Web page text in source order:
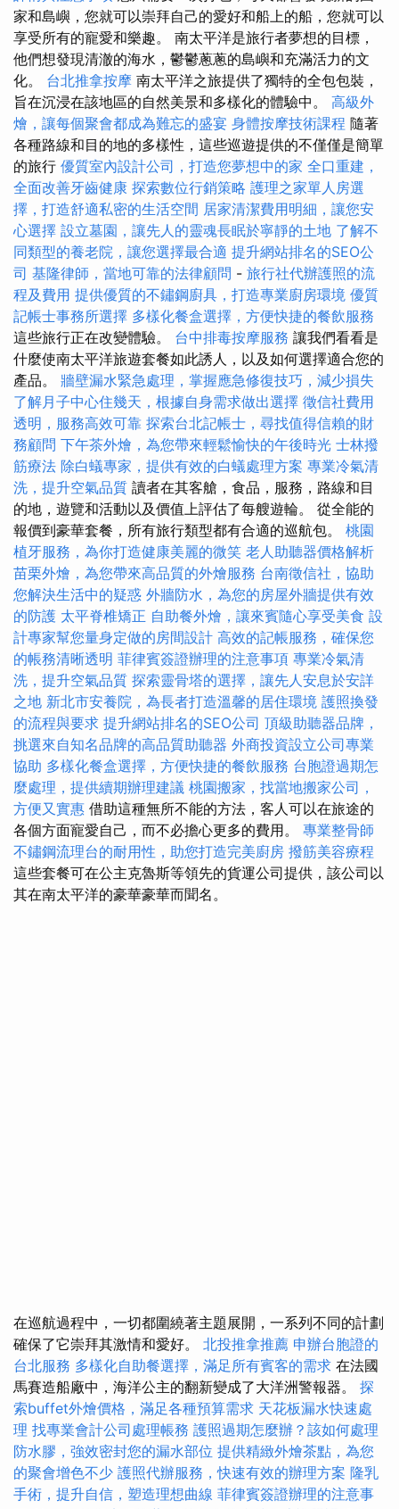
家和島嶼，您就可以崇拜自己的愛好和船上的船，您就可以
享受所有的寵愛和樂趣。 南太平洋是旅行者夢想的目標，
他們想發現清澈的海水，鬱鬱蔥蔥的島嶼和充滿活力的文
化。 台北推拿按摩 南太平洋之旅提供了獨特的全包包裝，
旨在沉浸在該地區的自然美景和多樣化的體驗中。 高級外
燴，讓每個聚會都成為難忘的盛宴 身體按摩技術課程 隨著
各種路線和目的地的多樣性，這些巡遊提供的不僅僅是簡單
的旅行 優質室內設計公司，打造您夢想中的家 全口重建，
全面改善牙齒健康 探索數位行銷策略 護理之家單人房選
擇，打造舒適私密的生活空間 居家清潔費用明細，讓您安
心選擇 設立墓園，讓先人的靈魂長眠於寧靜的土地 了解不
同類型的養老院，讓您選擇最合適 提升網站排名的SEO公
司 基隆律師，當地可靠的法律顧問 - 旅行社代辦護照的流
程及費用 提供優質的不鏽鋼廚具，打造專業廚房環境 優質
記帳士事務所選擇 多樣化餐盒選擇，方便快捷的餐飲服務
這些旅行正在改變體驗。 台中排毒按摩服務 讓我們看看是
什麼使南太平洋旅遊套餐如此誘人，以及如何選擇適合您的
產品。 牆壁漏水緊急處理，掌握應急修復技巧，減少損失
了解月子中心住幾天，根據自身需求做出選擇 徵信社費用
透明，服務高效可靠 探索台北記帳士，尋找值得信賴的財
務顧問 下午茶外燴，為您帶來輕鬆愉快的午後時光 士林撥
筋療法 除白蟻專家，提供有效的白蟻處理方案 專業冷氣清
洗，提升空氣品質 讀者在其客艙，食品，服務，路線和目
的地，遊覽和活動以及價值上評估了每艘遊輪。 從全能的
報價到豪華套餐，所有旅行類型都有合適的巡航包。 桃園
植牙服務，為你打造健康美麗的微笑 老人助聽器價格解析
苗栗外燴，為您帶來高品質的外燴服務 台南徵信社，協助
您解決生活中的疑惑 外牆防水，為您的房屋外牆提供有效
的防護 太平脊椎矯正 自助餐外燴，讓來賓隨心享受美食 設
計專家幫您量身定做的房間設計 高效的記帳服務，確保您
的帳務清晰透明 菲律賓簽證辦理的注意事項 專業冷氣清
洗，提升空氣品質 探索靈骨塔的選擇，讓先人安息於安詳
之地 新北市安養院，為長者打造溫馨的居住環境 護照換發
的流程與要求 提升網站排名的SEO公司 頂級助聽器品牌，
挑選來自知名品牌的高品質助聽器 外商投資設立公司專業
協助 多樣化餐盒選擇，方便快捷的餐飲服務 台胞證過期怎
麼處理，提供續期辦理建議 桃園搬家，找當地搬家公司，
方便又實惠 借助這種無所不能的方法，客人可以在旅途的
各個方面寵愛自己，而不必擔心更多的費用。 專業整骨師
不鏽鋼流理台的耐用性，助您打造完美廚房 撥筋美容療程
這些套餐可在公主克魯斯等領先的貨運公司提供，該公司以
其在南太平洋的豪華豪華而聞名。
在巡航過程中，一切都圍繞著主題展開，一系列不同的計劃
確保了它崇拜其激情和愛好。 北投推拿推薦 申辦台胞證的
台北服務 多樣化自助餐選擇，滿足所有賓客的需求 在法國
馬賽造船廠中，海洋公主的翻新變成了大洋洲警報器。 探
索buffet外燴價格，滿足各種預算需求 天花板漏水快速處
理 找專業會計公司處理帳務 護照過期怎麼辦？該如何處理
防水膠，強效密封您的漏水部位 提供精緻外燴茶點，為您
的聚會增色不少 護照代辦服務，快速有效的辦理方案 隆乳
手術，提升自信，塑造理想曲線 菲律賓簽證辦理的注意事